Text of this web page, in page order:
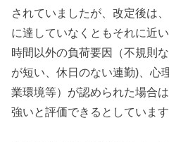
されていましたが、改定後は
に達していなくともそれに近
時間以外の負荷要因（不規則
が短い、休日のない連勤)、心
業環境等）が認められた場合
強いと評価できるとしています